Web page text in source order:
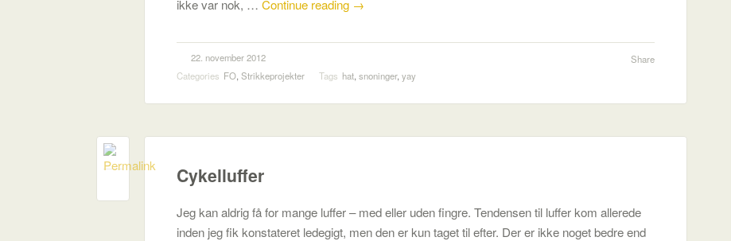
ikke var nok, … Continue reading →
Share
22. november 2012
Categories FO, Strikkeprojekter Tags hat, snoninger, yay
Cykelluffer
Jeg kan aldrig få for mange luffer – med eller uden fingre. Tendensen til luffer kom allerede
inden jeg fik konstateret ledegigt, men den er kun taget til efter. Der er ikke noget bedre end